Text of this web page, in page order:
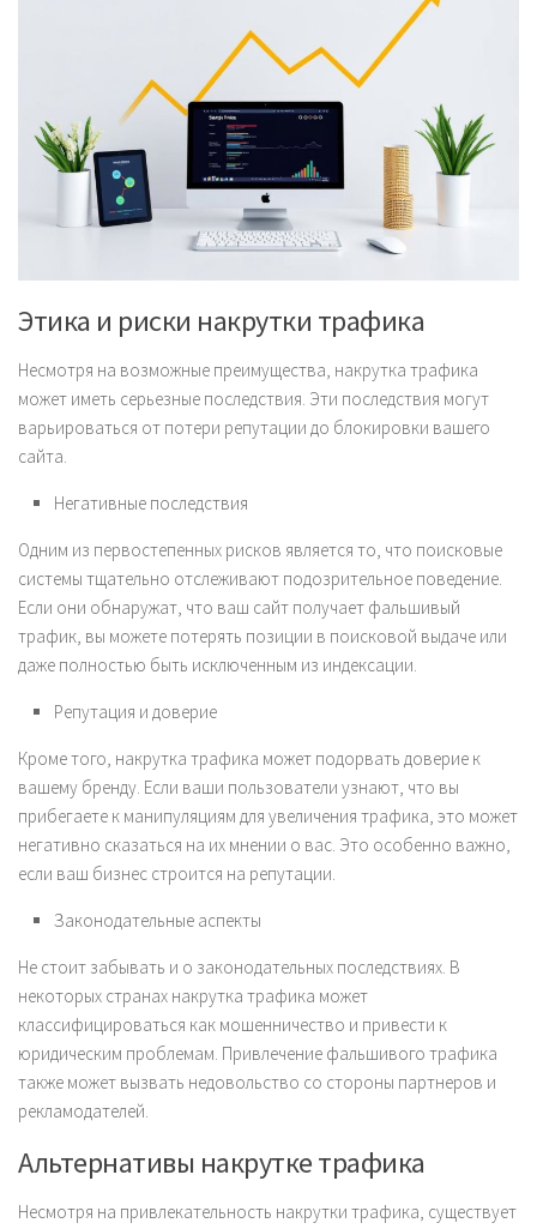
Этика и риски накрутки трафика
Несмотря на возможные преимущества, накрутка трафика
может иметь серьезные последствия. Эти последствия могут
варьироваться от потери репутации до блокировки вашего
сайта.
Негативные последствия
Одним из первостепенных рисков является то, что поисковые
системы тщательно отслеживают подозрительное поведение.
Если они обнаружат, что ваш сайт получает фальшивый
трафик, вы можете потерять позиции в поисковой выдаче или
даже полностью быть исключенным из индексации.
Репутация и доверие
Кроме того, накрутка трафика может подорвать доверие к
вашему бренду. Если ваши пользователи узнают, что вы
прибегаете к манипуляциям для увеличения трафика, это может
негативно сказаться на их мнении о вас. Это особенно важно,
если ваш бизнес строится на репутации.
Законодательные аспекты
Не стоит забывать и о законодательных последствиях. В
некоторых странах накрутка трафика может
классифицироваться как мошенничество и привести к
юридическим проблемам. Привлечение фальшивого трафика
также может вызвать недовольство со стороны партнеров и
рекламодателей.
Альтернативы накрутке трафика
Несмотря на привлекательность накрутки трафика, существует